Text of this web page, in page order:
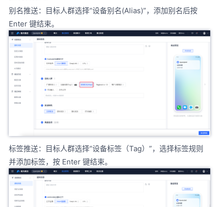
别名推送：目标人群选择“设备别名(Alias)”，添加别名后按
Enter 键结束。
标签推送：目标人群选择“设备标签（Tag）”，选择标签规则
并添加标签，按 Enter 键结束。